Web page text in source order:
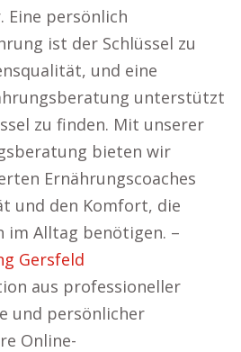
Eine persönlich
ist der Schlüssel zu
und eine
unterstützt
zu finden. Mit unserer
bieten wir
Ernährungscoaches
und den Komfort, die
im Alltag benötigen. –
Gersfeld
aus professioneller
und persönlicher
Online-